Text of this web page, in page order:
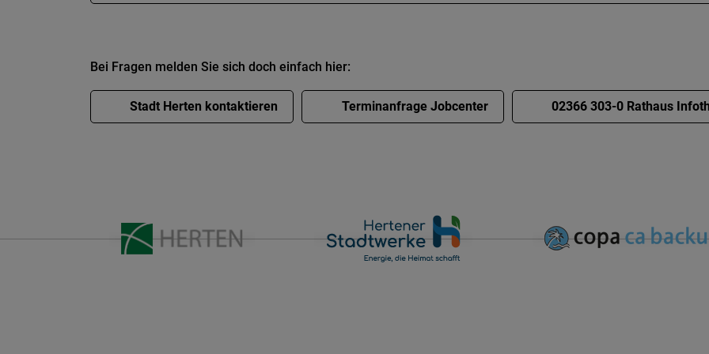
Bei Fragen melden Sie sich doch einfach hier:
Stadt Herten kontaktieren Terminanfrage Jobcenter 02366 303-0 Rathaus